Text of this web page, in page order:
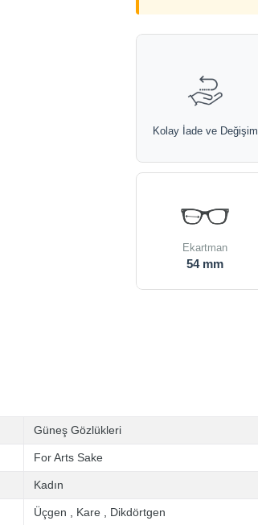
Kolay İade ve Değişim
Ekartman
54 mm
Güneş Gözlükleri
For Arts Sake
Kadın
Üçgen Kare Dikdörtgen